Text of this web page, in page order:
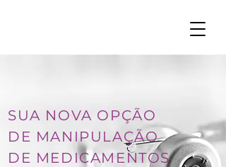
SUA NOVA OPÇÃO
DE MANIPULAÇÃO
DE MEDICAMENTOS